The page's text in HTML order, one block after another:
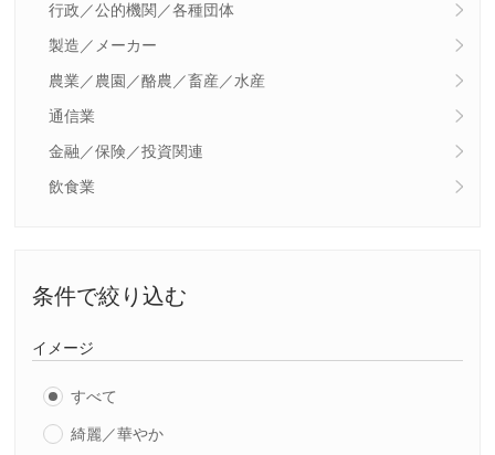
行政／公的機関／各種団体
製造／メーカー
農業／農園／酪農／畜産／水産
通信業
金融／保険／投資関連
飲食業
条件で絞り込む
イメージ
すべて
綺麗／華やか